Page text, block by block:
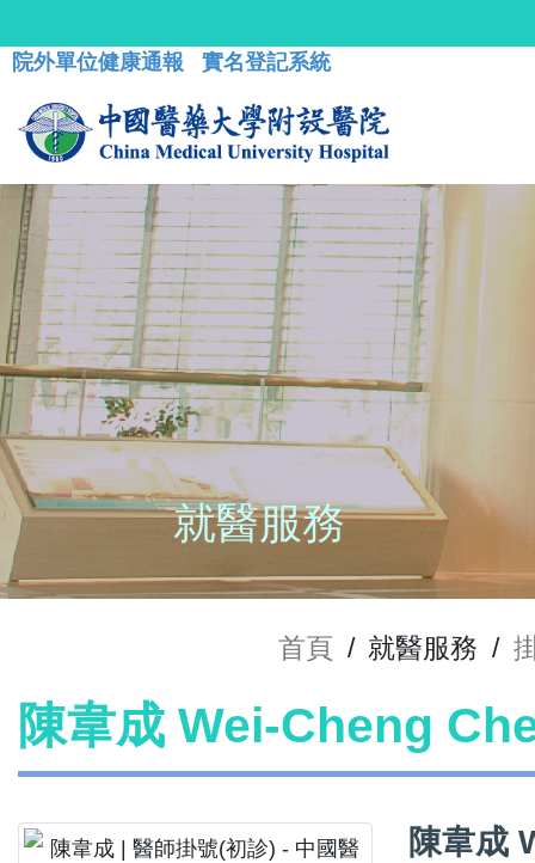
院外單位健康通報 實名登記系統
就醫服務
首頁 / 就醫服務 /
陳韋成 Wei-Cheng
陳韋成